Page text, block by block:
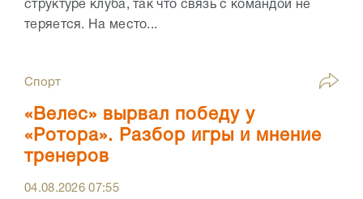
структуре клуба, так что связь с командой не
теряется. На место...
Спорт
«Велес» вырвал победу у
«Ротора». Разбор игры и мнение
тренеров
04.08.202607:55